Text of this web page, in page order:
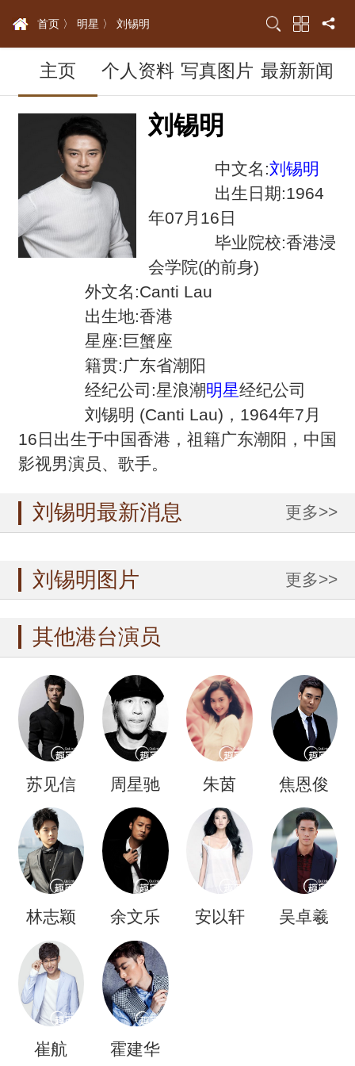
首页 〉 明星 〉 刘锡明
主页 个人资料 写真图片 最新新闻
刘锡明
中文名:刘锡明
出生日期:1964
年07月16日
毕业院校:香港浸
会学院(的前身)
外文名:Canti Lau
出生地:香港
星座:巨蟹座
籍贯:广东省潮阳
经纪公司:星浪潮明星经纪公司
刘锡明 (Canti Lau)，1964年7月
16日出生于中国香港，祖籍广东潮阳，中国
影视男演员、歌手。
刘锡明最新消息 更多>>
刘锡明图片 更多>>
其他港台演员
苏见信 周星驰 朱茵 焦恩俊
林志颖 余文乐 安以轩 吴卓羲
崔航 霍建华